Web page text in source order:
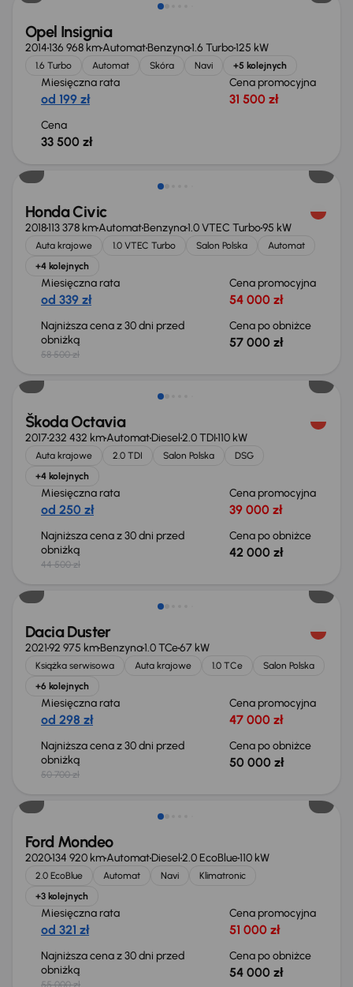
Opel Insignia
2014136 968 kmAutomatBenzyna1.6 Turbo125 kW
1.6 Turbo Automat Skóra Navi +5 kolejnych
Miesięczna rata
od 199 zł
Cena promocyjna
31 500 zł
Cena
33 500 zł
Taniej o 1 500 zł
Honda Civic
2018113 378 kmAutomatBenzyna1.0 VTEC Turbo95 kW
Auta krajowe 1.0 VTEC Turbo Salon Polska
Automat
+4 kolejnych
Miesięczna rata
od 339 zł
Cena promocyjna
54 000 zł
Najniższa cena z 30 dni przed
obniżką
58 500 zł
Cena po obniżce
57 000 zł
Taniej o 2 500 zł
Škoda Octavia
2017232 432 kmAutomatDiesel2.0 TDI110 kW
Auta krajowe 2.0 TDI Salon Polska
DSG
+4 kolejnych
Miesięczna rata
od 250 zł
Cena promocyjna
39 000 zł
Najniższa cena z 30 dni przed
obniżką
44 500 zł
Cena po obniżce
42 000 zł
Taniej o 700 zł
Dacia Duster
202192 975 kmBenzyna1.0 TCe67 kW
Książka serwisowa Auta krajowe 1.0 TCe
Salon Polska
+6 kolejnych
Miesięczna rata
od 298 zł
Cena promocyjna
47 000 zł
Najniższa cena z 30 dni przed
obniżką
50 700 zł
Cena po obniżce
50 000 zł
Taniej o 1 000 zł
Ford Mondeo
2020134 920 kmAutomatDiesel2.0 EcoBlue110 kW
2.0 EcoBlue Automat Navi
Klimatronic
+3 kolejnych
Miesięczna rata
od 321 zł
Cena promocyjna
51 000 zł
Najniższa cena z 30 dni przed
obniżką
55 000 zł
Cena po obniżce
54 000 zł